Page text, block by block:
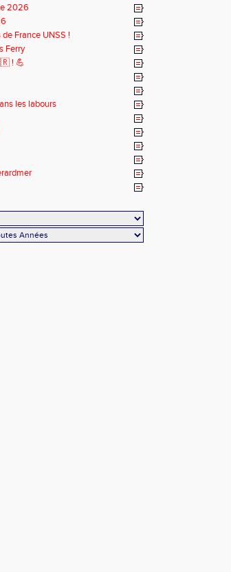
2026
France UNSS !
Ferry
! 💪
les labours